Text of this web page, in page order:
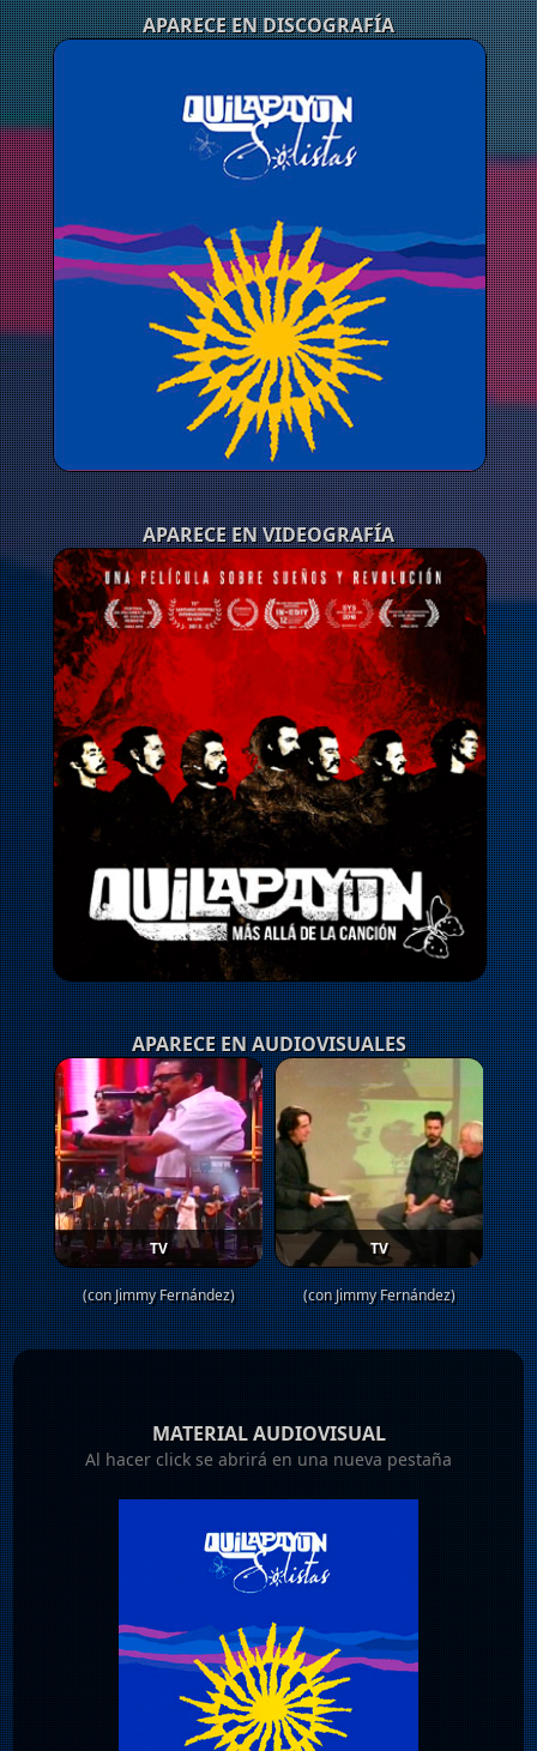
APARECE EN DISCOGRAFÍA
APARECE EN VIDEOGRAFÍA
APARECE EN AUDIOVISUALES
TV
(con Jimmy Fernández)
TV
(con Jimmy Fernández)
MATERIAL AUDIOVISUAL
Al hacer click se abrirá en una nueva pestaña